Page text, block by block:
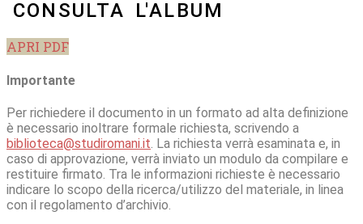
CONSULTA L'ALBUM
APRI PDF
Importante
Per richiedere il documento in un formato ad alta definizione
è necessario inoltrare formale richiesta, scrivendo a
biblioteca@studiromani.it. La richiesta verrà esaminata e, in
caso di approvazione, verrà inviato un modulo da compilare e
restituire firmato. Tra le informazioni richieste è necessario
indicare lo scopo della ricerca/utilizzo del materiale, in linea
con il regolamento d’archivio.